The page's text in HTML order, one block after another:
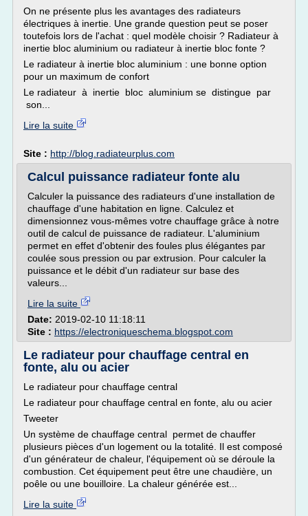
On ne présente plus les avantages des radiateurs
électriques à inertie. Une grande question peut se poser
toutefois lors de l'achat : quel modèle choisir ? Radiateur à
inertie bloc aluminium ou radiateur à inertie bloc fonte ?
Le radiateur à inertie bloc aluminium : une bonne option
pour un maximum de confort
Le radiateur à inertie bloc aluminium se distingue par
son...
Lire la suite
Site : http://blog.radiateurplus.com
Calcul puissance radiateur fonte alu
Calculer la puissance des radiateurs d'une installation de
chauffage d'une habitation en ligne. Calculez et
dimensionnez vous-mêmes votre chauffage grâce à notre
outil de calcul de puissance de radiateur. L'aluminium
permet en effet d'obtenir des foules plus élégantes par
coulée sous pression ou par extrusion. Pour calculer la
puissance et le débit d'un radiateur sur base des
valeurs...
Lire la suite
Date: 2019-02-10 11:18:11
Site : https://electroniqueschema.blogspot.com
Le radiateur pour chauffage central en
fonte, alu ou acier
Le radiateur pour chauffage central
Le radiateur pour chauffage central en fonte, alu ou acier
Tweeter
Un système de chauffage central permet de chauffer
plusieurs pièces d'un logement ou la totalité. Il est composé
d'un générateur de chaleur, l'équipement où se déroule la
combustion. Cet équipement peut être une chaudière, un
poêle ou une bouilloire. La chaleur générée est...
Lire la suite